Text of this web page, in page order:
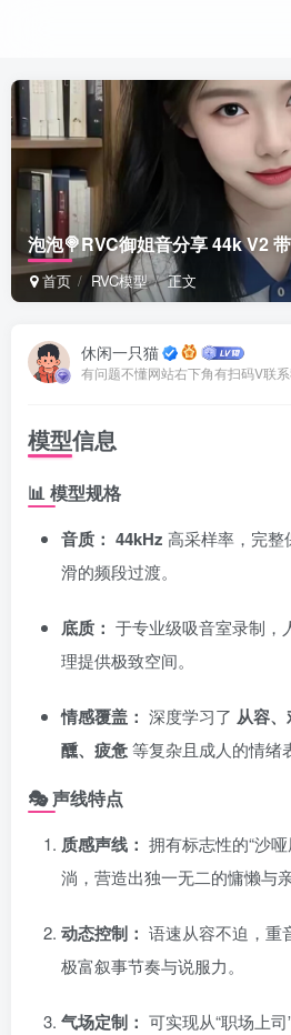
泡泡🍭RVC御姐音分享 44k V2
首页 RVC模型 正文
休闲一只猫
有问题不懂网站右下角有扫码V联
模型信息
📊 模型规格
音质： 44kHz 高采样率，完整
滑的频段过渡。
底质： 于专业级吸音室录制，
理提供极致空间。
情感覆盖： 深度学习了 从容
醺、疲惫等复杂且成人的情绪
🎭 声线特点
质感声线： 拥有标志性的“沙
淌，营造出独一无二的慵懒与亲
动态控制： 语速从容不迫，重
极富叙事节奏与说服力。
气场定制： 可实现从“职场上